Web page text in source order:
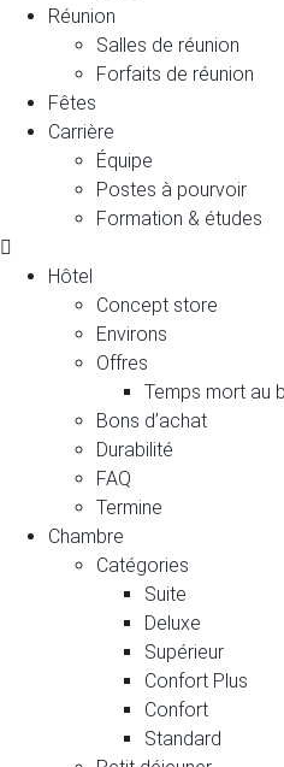
Réunion
Salles de réunion
Forfaits de réunion
Fêtes
Carrière
Équipe
Postes à pourvoir
Formation & études
Hôtel
Concept store
Environs
Offres
Temps mort au
Bons d’achat
Durabilité
FAQ
Termine
Chambre
Catégories
Suite
Deluxe
Supérieur
Confort Plus
Confort
Standard